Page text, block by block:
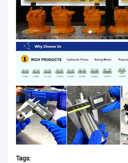
Tags: